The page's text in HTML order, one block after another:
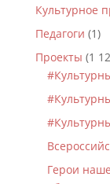
Культурное
Педагоги (1)
Проекты (1
Герои